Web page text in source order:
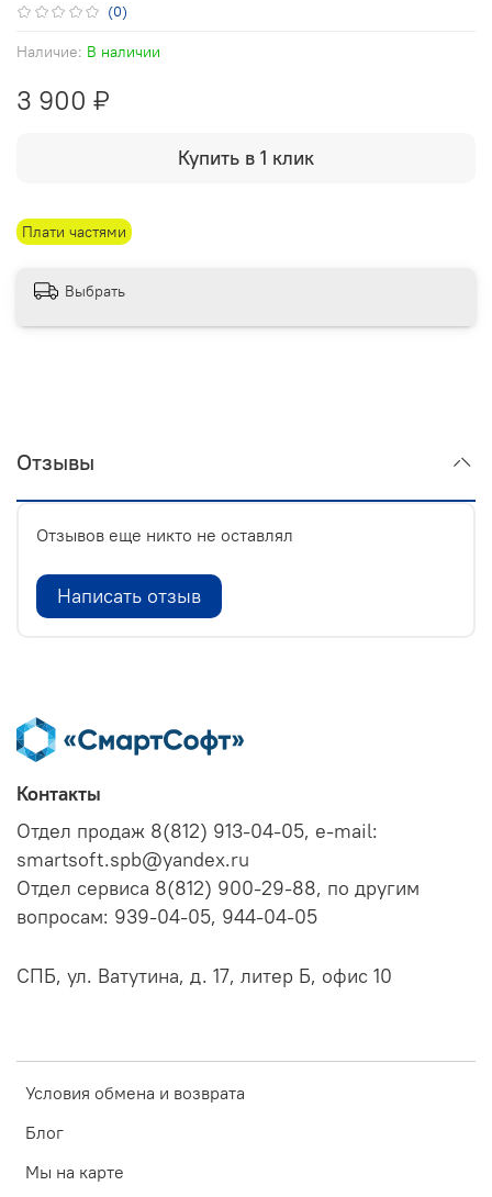
(0)
Наличие: В наличии
Плати частями
3 900 ₽
Купить в 1 клик
Выбрать
Отзывы
Отзывов еще никто не оставлял
Написать отзыв
Условия обмена и возврата
Блог
Мы на карте
Контакты
Отдел продаж 8(812) 913-04-05, e-mail:
smartsoft.spb@yandex.ru
Отдел сервиса 8(812) 900-29-88, по другим
вопросам: 939-04-05, 944-04-05
СПБ, ул. Ватутина, д. 17, литер Б, офис 10